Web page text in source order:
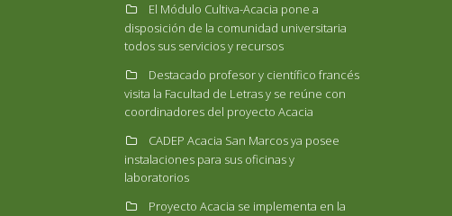
El Módulo Cultiva-Acacia pone a
disposición de la comunidad universitaria
todos sus servicios y recursos
Destacado profesor y científico francés
visita la Facultad de Letras y se reúne con
coordinadores del proyecto Acacia
CADEP Acacia San Marcos ya posee
instalaciones para sus oficinas y
laboratorios
Proyecto Acacia se implementa en la